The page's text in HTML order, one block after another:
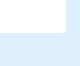
IA para la
y